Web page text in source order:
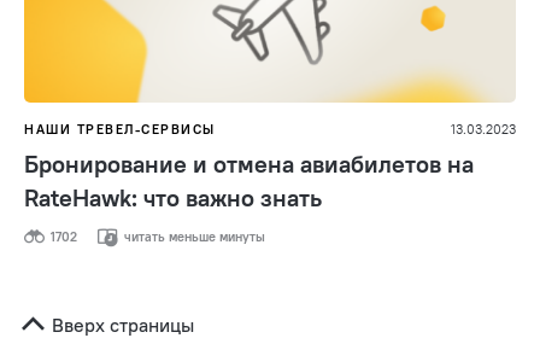
НАШИ ТРЕВЕЛ-СЕРВИСЫ 13.03.2023
Бронирование и отмена авиабилетов на
RateHawk: что важно знать
1702 читать меньше минуты
Вверх страницы